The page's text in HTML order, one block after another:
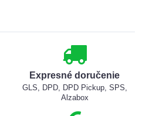
Expresné doručenie
GLS, DPD, DPD Pickup, SPS,
Alzabox